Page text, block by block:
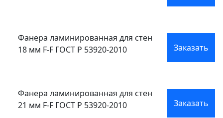
Фанера ламинированная для стен
18 мм F-F ГОСТ Р 53920-2010
Заказать
Фанера ламинированная для стен
21 мм F-F ГОСТ Р 53920-2010
Заказать